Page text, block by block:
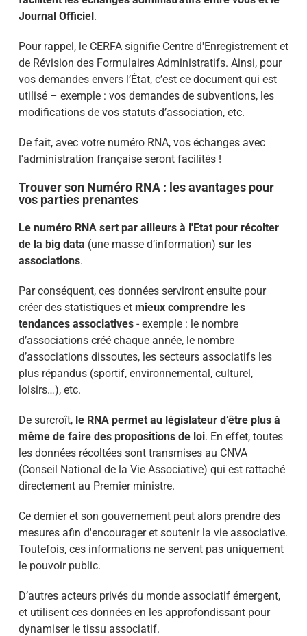
Journal Officiel.
Pour rappel, le CERFA signifie Centre d'Enregistrement et
de Révision des Formulaires Administratifs. Ainsi, pour
vos demandes envers l’État, c’est ce document qui est
utilisé – exemple : vos demandes de subventions, les
modifications de vos statuts d’association, etc.
De fait, avec votre numéro RNA, vos échanges avec
l'administration française seront facilités !
Trouver son Numéro RNA : les avantages pour
vos parties prenantes
Le numéro RNA sert par ailleurs à l'Etat pour récolter
de la big data (une masse d’information) sur les
associations.
Par conséquent, ces données serviront ensuite pour
créer des statistiques et mieux comprendre les
tendances associatives- exemple : le nombre
d’associations créé chaque année, le nombre
d’associations dissoutes, les secteurs associatifs les
plus répandus (sportif, environnemental, culturel,
loisirs…), etc.
De surcroît, le RNA permet au législateur d’être plus à
même de faire des propositions de loi. En effet, toutes
les données récoltées sont transmises au CNVA
(Conseil National de la Vie Associative) qui est rattaché
directement au Premier ministre.
Ce dernier et son gouvernement peut alors prendre des
mesures afin d'encourager et soutenir la vie associative.
Toutefois, ces informations ne servent pas uniquement
le pouvoir public.
D’autres acteurs privés du monde associatif émergent,
et utilisent ces données en les approfondissant pour
dynamiser le tissu associatif.